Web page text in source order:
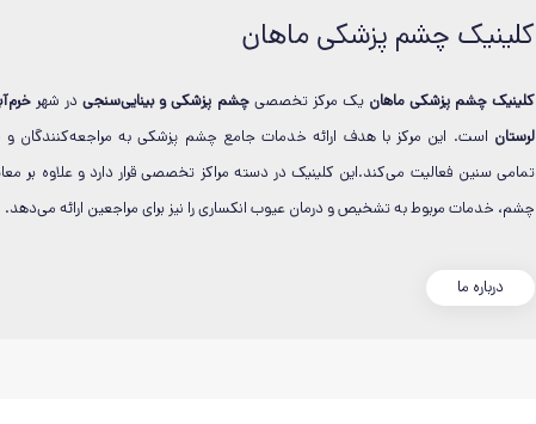
کلینیک چشم پزشکی ماهان
کلینیک چشم پزشکی ماهان یک مرکز تخصصیچشم پزشکی و بینایی‌سنجیدر شهر
لرستان است. این مرکز با هدف ارائه خدمات جامع چشم پزشکی به مراجعه‌کنندگان و
تمامی سنین فعالیت می‌کند.این کلینیک در دسته مراکز تخصصی قرار دارد و علاوه بر
چشم، خدمات مربوط به تشخیص و درمان عیوب انکساری را نیز برای مراجعین ارائه می‌دهد.
درباره ما